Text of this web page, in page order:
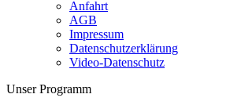
Anfahrt
AGB
Impressum
Datenschutzerklärung
Video-Datenschutz
Unser Programm